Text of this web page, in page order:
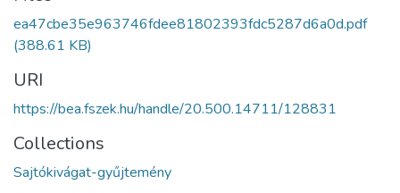
ea47cbe35e963746fdee81802393fdc5287d6a0d.pdf
(388.61 KB)
URI
https://bea.fszek.hu/handle/20.500.14711/128831
Collections
Sajtókivágat-gyűjtemény